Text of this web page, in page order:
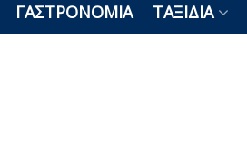
ΓΑΣΤΡΟΝΟΜΊΑ
ΤΑΞΊΔΙΑ